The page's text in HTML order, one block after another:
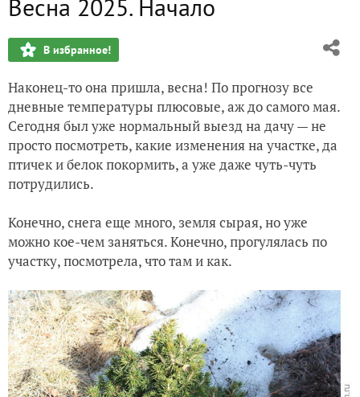
Капризы погоды и мартовские изменения в саду
Сколько осталось до настоящей весны?
Мой опыт выращивания шероховатки из семян
Если Вы хотите преуспеть – наденьте шляпу (английская
Новогодние каникулы
Весна 2025. Начало
В избранное!
Наконец-то она пришла, весна! По прогнозу все
дневные температуры плюсовые, аж до самого мая.
Сегодня был уже нормальный выезд на дачу — не
просто посмотреть, какие изменения на участке, да
птичек и белок покормить, а уже даже чуть-чуть
потрудились.
Конечно, снега еще много, земля сырая, но уже
можно кое-чем заняться. Конечно, прогулялась по
участку, посмотрела, что там и как.